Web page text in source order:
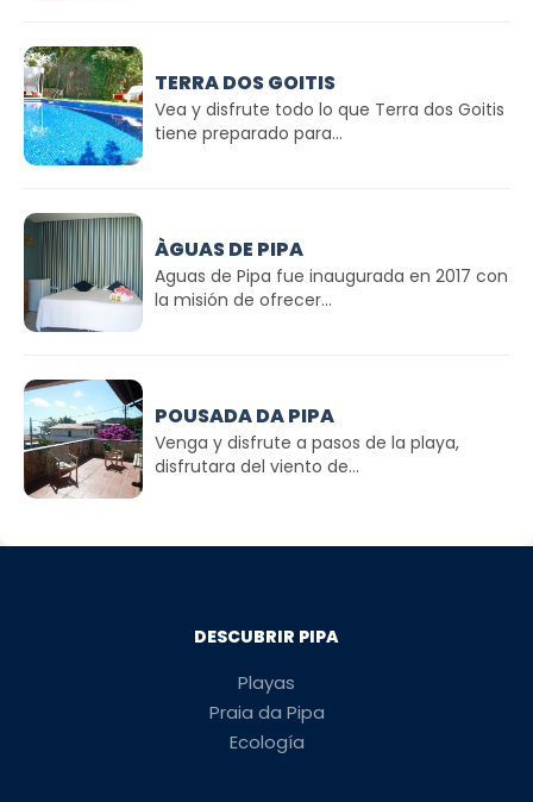
TERRA DOS GOITIS
Vea y disfrute todo lo que Terra dos Goitis
tiene preparado para...
ÀGUAS DE PIPA
Aguas de Pipa fue inaugurada en 2017 con
la misión de ofrecer...
POUSADA DA PIPA
Venga y disfrute a pasos de la playa,
disfrutara del viento de...
DESCUBRIR PIPA
Playas
Praia da Pipa
Ecología